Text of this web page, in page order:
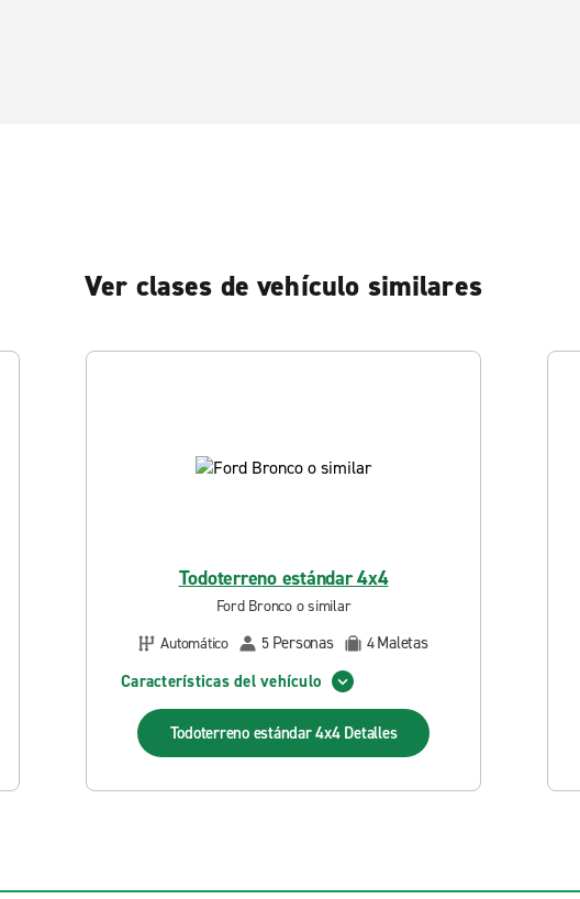
Ver clases de vehículo similares
Todoterreno estándar 4x4
Ford Bronco o similar
Automático
5 Personas 4Maletas
Características del vehículo
Todoterreno estándar 4x4 Detalles